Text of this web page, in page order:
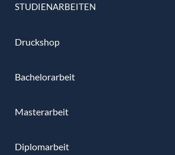
STUDIENARBEITEN
Druckshop
Bachelorarbeit
Masterarbeit
Diplomarbeit